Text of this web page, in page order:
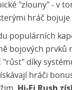
"zlouny" - v
hráč
populárních
bojových prvků
díky
hráči